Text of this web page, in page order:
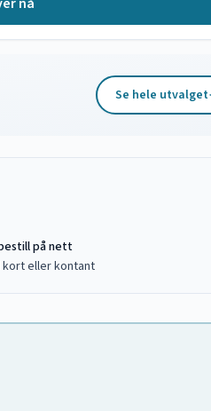
Se hele utvalget
på nett
kort eller kontant